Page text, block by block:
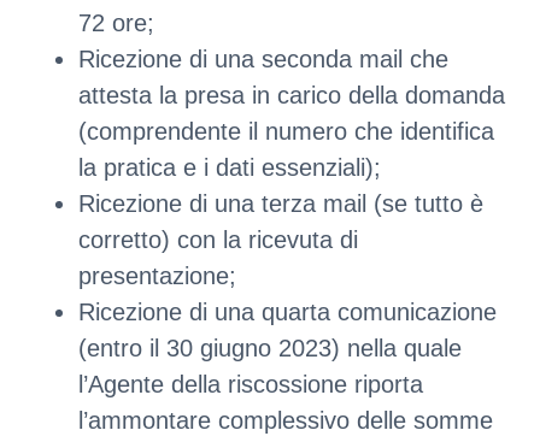
72 ore;
Ricezione di una seconda mail che
attesta la presa in carico della domanda
(comprendente il numero che identifica
la pratica e i dati essenziali);
Ricezione di una terza mail (se tutto è
corretto) con la ricevuta di
presentazione;
Ricezione di una quarta comunicazione
(entro il 30 giugno 2023) nella quale
l’Agente della riscossione riporta
l’ammontare complessivo delle somme